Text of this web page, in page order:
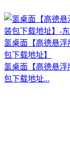
氢桌面【高德悬
包下载地址】
氢桌面【高德悬
包下载地址...